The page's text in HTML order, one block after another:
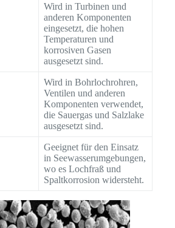
Wird in Turbinen und
anderen Komponenten
eingesetzt, die hohen
Temperaturen und
korrosiven Gasen
ausgesetzt sind.
Wird in Bohrlochrohren,
Ventilen und anderen
Komponenten verwendet,
die Sauergas und Salzlake
ausgesetzt sind.
Geeignet für den Einsatz
in Seewasserumgebungen,
wo es Lochfraß und
Spaltkorrosion widersteht.